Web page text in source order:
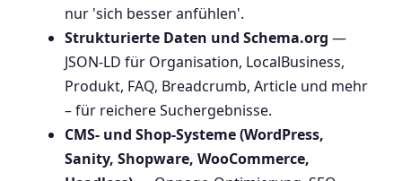
nur 'sich besser anfühlen'.
Strukturierte Daten und Schema.org —
JSON-LD für Organisation, LocalBusiness,
Produkt, FAQ, Breadcrumb, Article und mehr
– für reichere Suchergebnisse.
CMS- und Shop-Systeme (WordPress,
Sanity, Shopware, WooCommerce,